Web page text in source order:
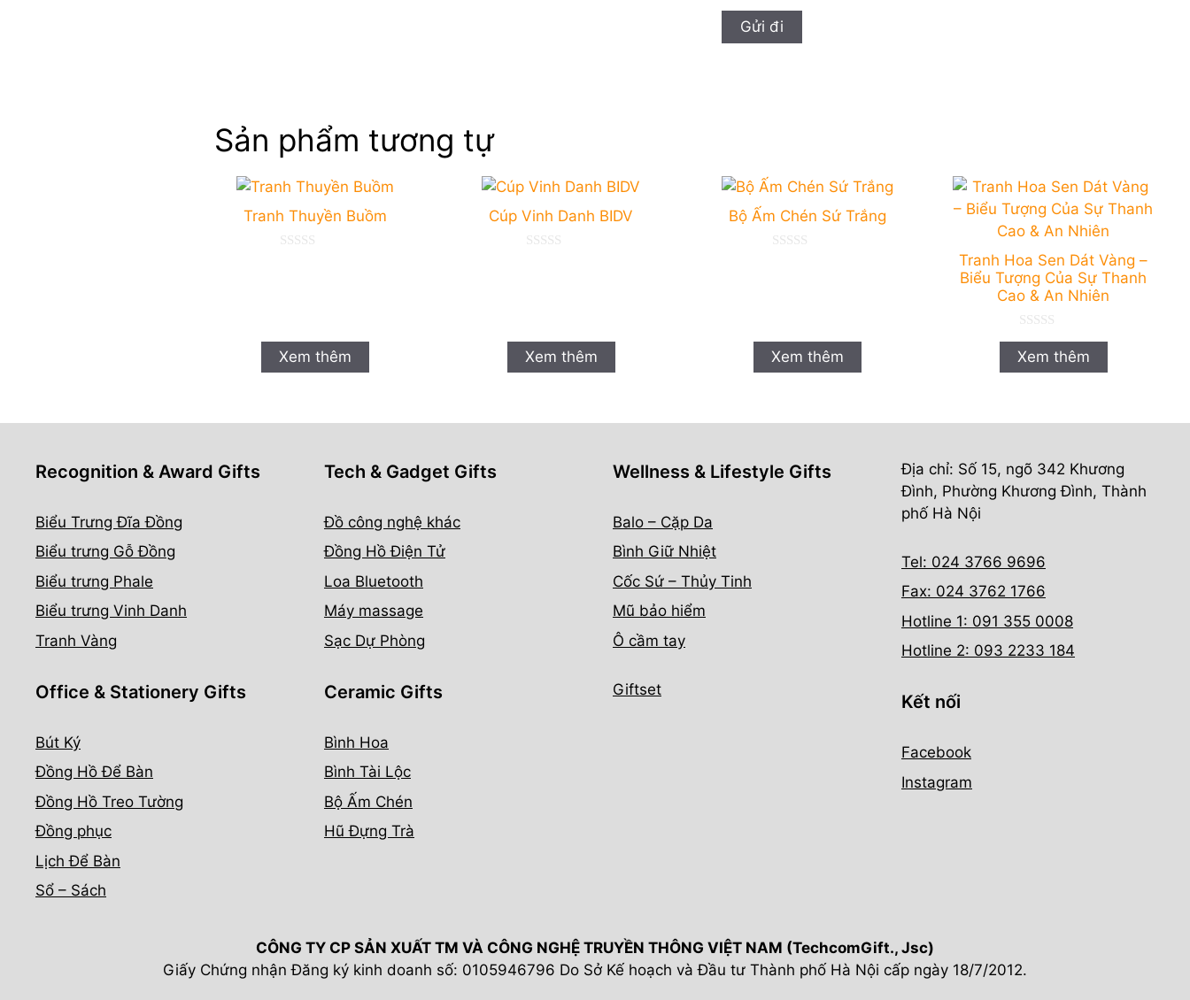
Sản phẩm tương tự
Tranh Thuyền Buồm
Xem thêm
Cúp Vinh Danh BIDV
Xem thêm
Bộ Ấm Chén Sứ Trắng
Xem thêm
Tranh Hoa Sen Dát Vàng –
Biểu Tượng Của Sự Thanh
Cao & An Nhiên
0
n
g
o
Xem thêm
Recognition & Award Gifts
Biểu Trưng Đĩa Đồng
Biểu trưng Gỗ Đồng
Biểu trưng Phale
Biểu trưng Vinh Danh
Tranh Vàng
Office & Stationery Gifts
Bút Ký
Đồng Hồ Để Bàn
Đồng Hồ Treo Tường
Đồng phục
Lịch Để Bàn
Sổ – Sách
Tech & Gadget Gifts
Đồ công nghệ khác
Đồng Hồ Điện Tử
Loa Bluetooth
Máy massage
Sạc Dự Phòng
Ceramic Gifts
Bình Hoa
Bình Tài Lộc
Bộ Ấm Chén
Hũ Đựng Trà
Wellness & Lifestyle Gifts
Balo – Cặp Da
Bình Giữ Nhiệt
Cốc Sứ – Thủy Tinh
Mũ bảo hiểm
Ô cầm tay
Giftset
Địa chỉ: Số 15, ngõ 342 Khương
Đình, Phường Khương Đình, Thành
phố Hà Nội
Tel: 024 3766 9696
Fax: 024 3762 1766
Hotline 1: 091 355 0008
Hotline 2: 093 2233 184
Kết nối
Facebook
Instagram
CÔNG TY CP SẢN XUẤT TM VÀ CÔNG NGHỆ TRUYỀN THÔNG VIỆT NAM (TechcomGift., Jsc)
Giấy Chứng nhận Đăng ký kinh doanh số: 0105946796 Do Sở Kế hoạch và Đầu tư Thành phố Hà Nội cấp ngày 18/7/2012.